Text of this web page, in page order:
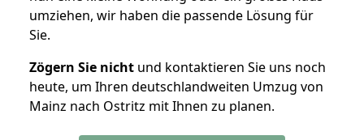
umziehen, wir haben die passende Lösung für
Sie.
Zögern Sie nicht und kontaktieren Sie uns noch
heute, um Ihren deutschlandweiten Umzug von
Mainz nach Ostritz mit Ihnen zu planen.